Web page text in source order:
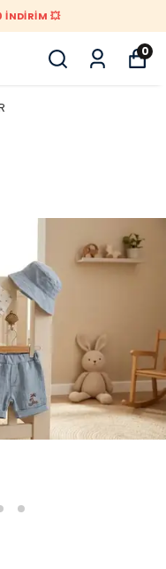
İNDİRİM 💥
0